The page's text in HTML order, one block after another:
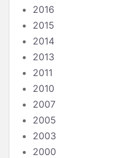
2016
2015
2014
2013
2011
2010
2007
2005
2003
2000